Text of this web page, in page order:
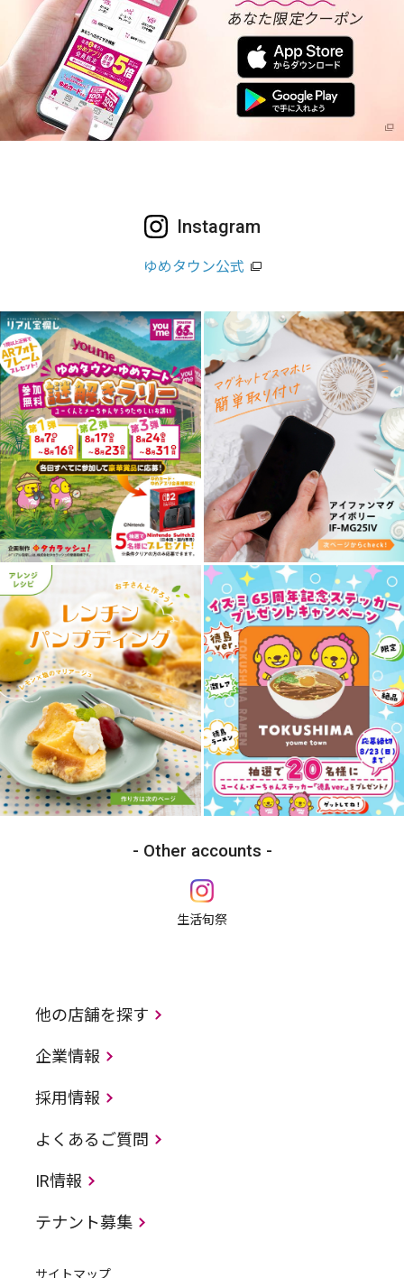
Instagram
ゆめタウン公式
Other accounts
生活旬祭
他の店舗を探す
企業情報
採用情報
よくあるご質問
IR情報
テナント募集
サイトマップ